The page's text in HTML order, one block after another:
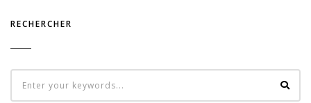
RECHERCHER